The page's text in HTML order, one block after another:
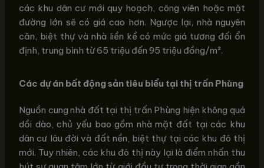
các khu dân cư mới quy hoạch, công viên hoặc mặt
đường lớn sẽ có giá cao hơn. Ngược lại, nhà nguyên
căn, biệt thự và nhà liền kề có mức giá tương đối ổn
định, trung bình từ 65 triệu đến 95 triệu đồng/m².
Các dự án bất động sản tiêu biểu tại thị trấn Phùng
Nguồn cung nhà đất tại thị trấn Phùng hiện không quá
dồi dào, chủ yếu bao gồm nhà mặt đất tại các khu
dân cư lâu đời và đất nền, biệt thự tại các khu đô thị
mới. Tuy nhiên, các khu đô thị này lại là điểm nhấn thu